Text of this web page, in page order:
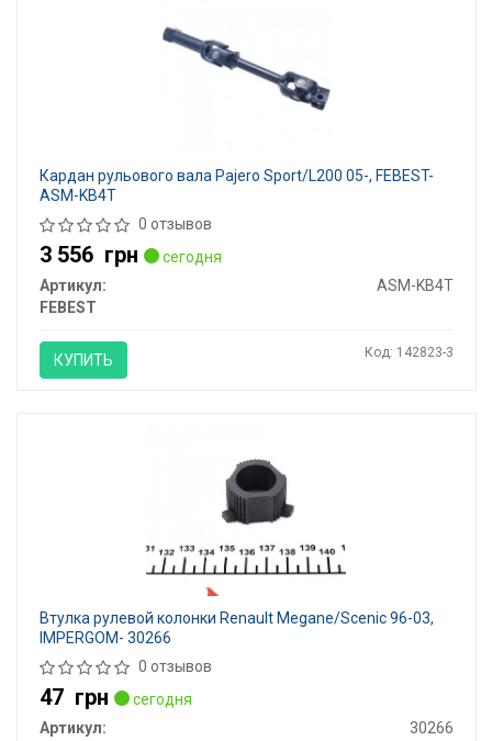
Кардан рульового вала Pajero Sport/L200 05-, FEBEST-
ASM-KB4T
0 отзывов
3 556 грн
сегодня
Артикул:
ASM-KB4T
FEBEST
КУПИТЬ Код: 142823-3
Втулка рулевой колонки Renault Megane/Scenic 96-03,
IMPERGOM- 30266
0 отзывов
47 грн
сегодня
Артикул:
30266